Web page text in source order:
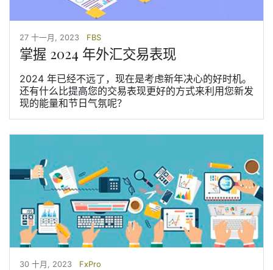
27 十一月, 2023 FBS
掌握 2024 年外汇交易表现
2024 年已经不远了，现在是考虑新年决心的好时机。
还有什么比提高您的交易表现更好的方式来利用您新发
现的能量和节日气氛呢？
30 十月, 2023 FxPro